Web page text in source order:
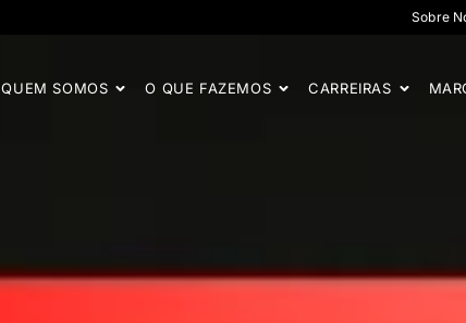
Sobre
QUEM SOMOS O QUE FAZEMOS CARREIRAS